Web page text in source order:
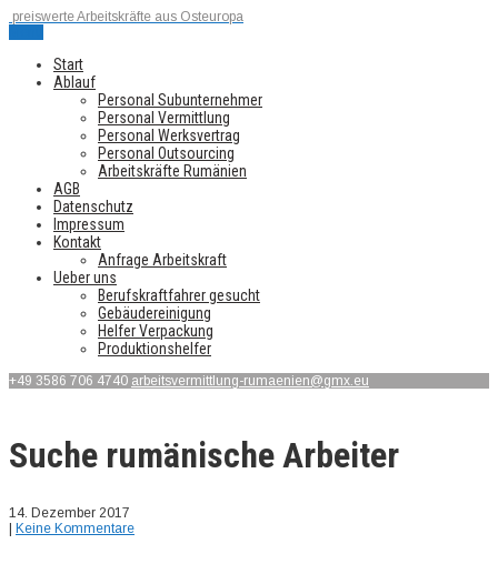
preiswerte Arbeitskräfte aus Osteuropa
Start
Ablauf
Personal Subunternehmer
Personal Vermittlung
Personal Werksvertrag
Personal Outsourcing
Arbeitskräfte Rumänien
AGB
Datenschutz
Impressum
Kontakt
Anfrage Arbeitskraft
Ueber uns
Berufskraftfahrer gesucht
Gebäudereinigung
Helfer Verpackung
Produktionshelfer
+49 3586 706 4740 arbeitsvermittlung-rumaenien@gmx.eu
Suche rumänische Arbeiter
14. Dezember 2017
Keine Kommentare